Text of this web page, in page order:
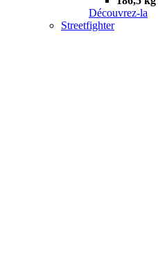
Découvrez-la
Streetfighter